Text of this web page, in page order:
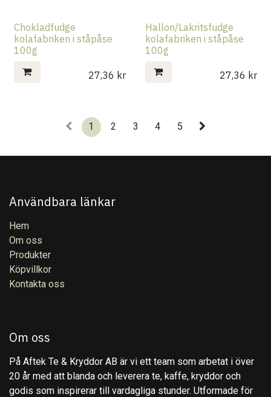
Chokladfudge
kolafabriken i ståpåse
100g
27,36 kr
Hallon/Lakritsfudge
kolafabriken i ståpåse
100g
27,36 kr
1 2 3 4 5
Användbara länkar
Hem
Om oss
Produkter
Köpvillkor
Kontakta oss
Om oss
På Aftek Te & Kryddor AB är vi ett team som arbetat i över
20 år med att blanda och leverera te, kaffe, kryddor och
godis som inspirerar till vardagliga stunder. Utformade för